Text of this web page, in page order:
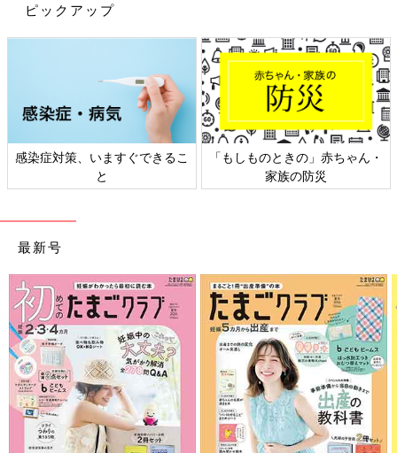
ピックアップ
感染症対策、いますぐできるこ
と
「もしものときの」赤ちゃん・
家族の防災
最新号